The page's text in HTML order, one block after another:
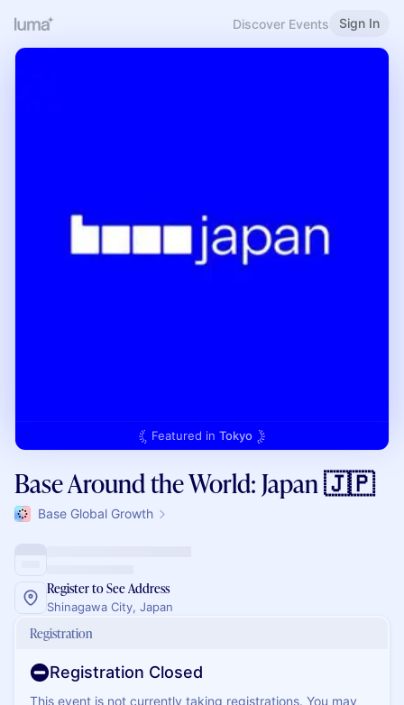
Discover Events Sign In
Featured in Tokyo
Base Around the World: Japan 🇯🇵
Base Global Growth
Register to See Address
Shinagawa City, Japan
Registration
Registration Closed
This event is not currently taking registrations. You may